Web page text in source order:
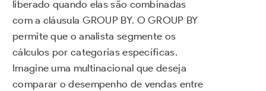
liberado quando elas são combinadas
com a cláusula GROUP BY. O GROUP BY
permite que o analista segmente os
cálculos por categorias específicas.
Imagine uma multinacional que deseja
comparar o desempenho de vendas entre